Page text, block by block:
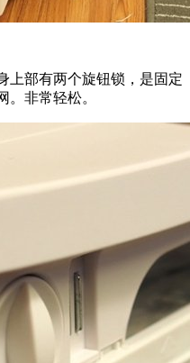
上部有两个旋钮锁，是固定
。非常轻松。